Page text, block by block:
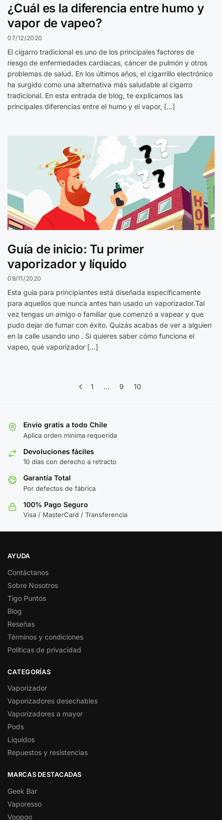
¿Cuál es la diferencia entre humo y
vapor de vapeo?
07/12/2020
El cigarro tradicional es uno de los principales factores de
riesgo de enfermedades cardíacas, cáncer de pulmón y otros
problemas de salud. En los últimos años, el cigarrillo electrónico
ha surgido como una alternativa más saludable al cigarro
tradicional. En esta entrada de blog, te explicamos las
principales diferencias entre el humo y el vapor, […]
Guía de inicio: Tu primer
vaporizador y líquido
09/11/2020
Esta guía para principiantes está diseñada específicamente
para aquellos que nunca antes han usado un vaporizador.Tal
vez tengas un amigo o familiar que comenzó a vapear y que
pudo dejar de fumar con éxito. Quizás acabas de ver a alguien
en la calle usando uno . Si quieres saber cómo funciona el
vapeo, qué vaporizador […]
1 … 9 10
Envío gratis a todo Chile
Aplica orden minima requerida
Devoluciones fáciles
10 días con derecho a retracto
Garantía Total
Por defectos de fábrica
100% Pago Seguro
Visa / MasterCard / Transferencia
AYUDA
Contáctanos
Sobre Nosotros
Tigo Puntos
Blog
Reseñas
Términos y condiciones
Políticas de privacidad
CATEGORÍAS
Vaporizador
Vaporizadores desechables
Vaporizadores a mayor
Pods
Líquidos
Repuestos y resistencias
MARCAS DESTACADAS
Geek Bar
Vaporesso
Voopoo